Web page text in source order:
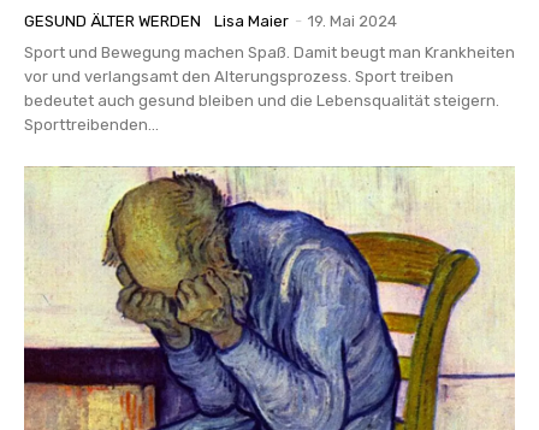
GESUND ÄLTER WERDEN Lisa Maier - 19. Mai 2024
Sport und Bewegung machen Spaß. Damit beugt man Krankheiten
vor und verlangsamt den Alterungsprozess. Sport treiben
bedeutet auch gesund bleiben und die Lebensqualität steigern.
Sporttreibenden...